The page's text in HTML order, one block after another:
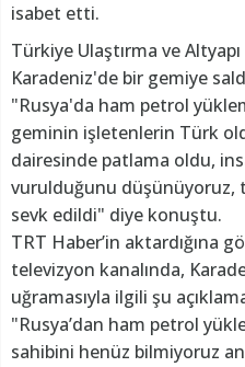
isabet etti.
Türkiye Ulaştırma ve
Karadeniz'de bir gemiye
"Rusya'da ham petrol
geminin işletenlerin Türk
dairesinde patlama oldu,
vurulduğunu düşünüyoruz,
sevk edildi" diye konuştu.
TRT Haber’in aktardığına
televizyon kanalında,
uğramasıyla ilgili şu
"Rusya’dan ham petrol
sahibini henüz bilmiyoruz